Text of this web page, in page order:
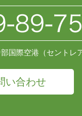
国際空港（セントレ
い合わせ